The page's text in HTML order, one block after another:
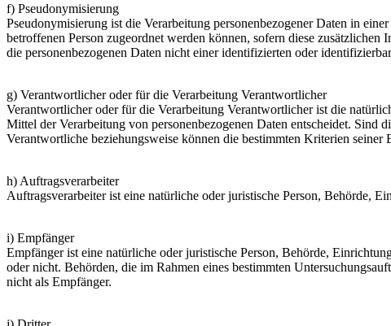
f) Pseudonymisierung
Pseudonymisierung ist die Verarbeitung personenbezogener Daten in
betroffenen Person zugeordnet werden können, sofern diese
die personenbezogenen Daten nicht einer identifizierten oder
g) Verantwortlicher oder für die Verarbeitung Verantwortlicher
Verantwortlicher oder für die Verarbeitung Verantwortlicher ist die
Mittel der Verarbeitung von personenbezogenen Daten entscheidet. Sind
Verantwortliche beziehungsweise können die bestimmten Kriterien
h) Auftragsverarbeiter
Auftragsverarbeiter ist eine natürliche oder juristische Person, Behörde,
i) Empfänger
Empfänger ist eine natürliche oder juristische Person, Behörde,
oder nicht. Behörden, die im Rahmen eines bestimmten
nicht als Empfänger.